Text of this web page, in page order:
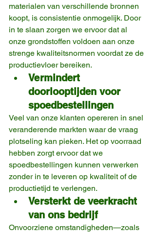
materialen van verschillende bronnen
koopt, is consistentie onmogelijk. Door
in te slaan zorgen we ervoor dat al
onze grondstoffen voldoen aan onze
strenge kwaliteitsnormen voordat ze de
productievloer bereiken.
Vermindert
doorlooptijden voor
spoedbestellingen
Veel van onze klanten opereren in snel
veranderende markten waar de vraag
plotseling kan pieken. Het op voorraad
hebben zorgt ervoor dat we
spoedbestellingen kunnen verwerken
zonder in te leveren op kwaliteit of de
productietijd te verlengen.
Versterkt de veerkracht
van ons bedrijf
Onvoorziene omstandigheden—zoals